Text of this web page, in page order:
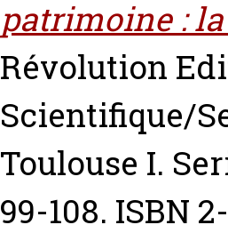
patrimoine :
Révolution
Scientifique/
Toulouse I.
99-108. ISBN